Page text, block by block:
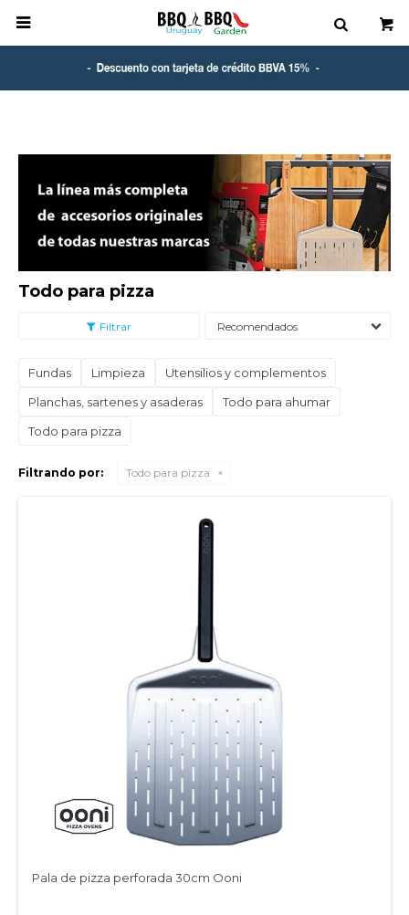

Todo para pizza
Recomendados
Fundas Limpieza
Utensilios y complementos
Planchas, sartenes y asaderas
Todo para ahumar
Todo para pizza
Filtrando por: Todo para pizza
Pala de pizza perforada 30cm Ooni